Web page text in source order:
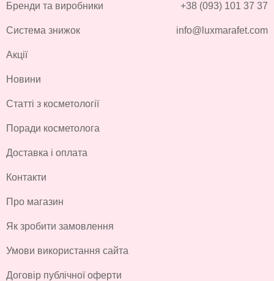
Бренди та виробники
Система знижок
Акції
Новини
Статті з косметології
Поради косметолога
Доставка і оплата
Контакти
Про магазин
Як зробити замовлення
Умови використання сайта
Договір публічної оферти
+38 (093) 101 37 37
info@luxmarafet.com